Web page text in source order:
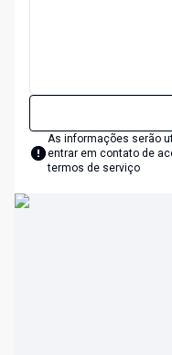
As informações serão
entrar em contato de
termos de serviço